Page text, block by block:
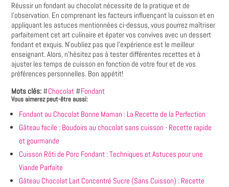
Réussir un fondant au chocolat nécessite de la pratique et de
l'observation. En comprenant les facteurs influençant la cuisson et en
appliquant les astuces mentionnées ci-dessus, vous pourrez maîtriser
parfaitement cet art culinaire et épater vos convives avec un dessert
fondant et exquis. N'oubliez pas que l'expérience est le meilleur
enseignant. Alors, n'hésitez pas à tester différentes recettes et à
ajuster les temps de cuisson en fonction de votre four et de vos
préférences personnelles. Bon appétit!
Mots clés: #Chocolat #Fondant
Vous aimerez peut-être aussi:
Fondant au Chocolat Bonne Maman : La Recette de la Perfection
Gâteau facile : Boudoirs au chocolat sans cuisson - Recette rapide
et gourmande
Cuisson Rôti de Porc Fondant : Techniques et Astuces pour une
Viande Parfaite
Gâteau Chocolat Lait Concentré Sucre (Sans Cuisson) : Recette